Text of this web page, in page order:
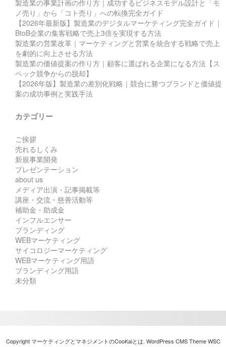
製造業の事業計画の作り方｜成功するビジネスモデル設計と「モ
ノ売り」から「コト売り」への転換完全ガイド
【2026年最新版】製造業のデジタルマーケティング完全ガイド｜
BtoB企業の集客戦略で売上3倍を実現する方法
製造業の営業改革｜マーケティングと営業を統合する戦略で売上
を劇的に向上させる方法
製造業の価値提案の作り方｜顧客に選ばれる企業になる方法【ス
ペック競争からの脱却】
【2026年版】製造業の差別化戦略｜競合に勝つブランドと価値提
案の成功事例と実践手法
カテゴリー
ご挨拶
売れるしくみ
新規事業開発
プレゼンテーション
about us
メディア出演・記事掲載等
講座・交流・慈善活動等
補助金・助成金
インフルエンサー
ブランディング
WEBマーケティング
サイコロジーマーケティング
WEBマーケティング用語
ブランディング用語
未分類
Copyright マーケティングとマネジメントのCooKaiとは. WordPress CMS ThemeWSC